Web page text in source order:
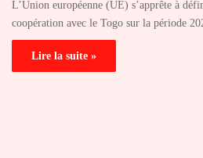
L’Union européenne (UE) s’apprête à
coopération avec le Togo sur la période
Lire la suite »